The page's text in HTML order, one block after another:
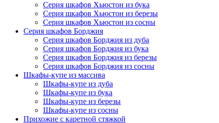
Серия шкафов Хьюстон из бука
Серия шкафов Хьюстон из березы
Серия шкафов Хьюстон из сосны
Серия шкафов Борджия
Серия шкафов Борджия из дуба
Серия шкафов Борджия из бука
Серия шкафов Борджия из березы
Серия шкафов Борджия из сосны
Шкафы-купе из массива
Шкафы-купе из дуба
Шкафы-купе из бука
Шкафы-купе из березы
Шкафы-купе из сосны
Прихожие с каретной стяжкой